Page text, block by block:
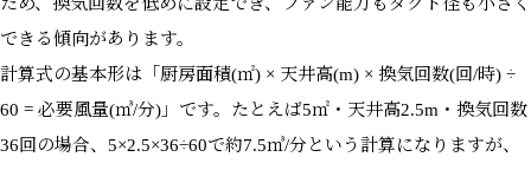
できる傾向があります。
計算式の基本形は「厨房面積(㎡) × 天井高(m) × 換気回数(回/時) ÷
60 = 必要風量(㎥/分)」です。たとえば5㎡・天井高2.5m・換気回数
36回の場合、5×2.5×36÷60で約7.5㎥/分という計算になりますが、